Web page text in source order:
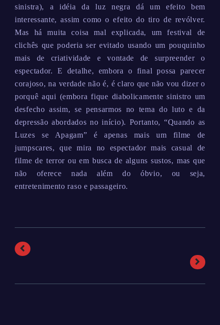
sinistra), a idéia da luz negra dá um efeito bem
interessante, assim como o efeito do tiro de revólver.
Mas há muita coisa mal explicada, um festival de
clichês que poderia ser evitado usando um pouquinho
mais de criatividade e vontade de surpreender o
espectador. E detalhe, embora o final possa parecer
corajoso, na verdade não é, é claro que não vou dizer o
porquê aqui (embora fique diabolicamente sinistro um
desfecho assim, se pensarmos no tema do luto e da
depressão abordados no início). Portanto, “Quando as
Luzes se Apagam” é apenas mais um filme de
jumpscares, que mira no espectador mais casual de
filme de terror ou em busca de alguns sustos, mas que
não oferece nada além do óbvio, ou seja,
entretenimento raso e passageiro.